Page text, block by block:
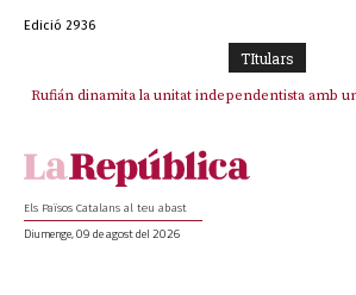
Edició 2936
TItulars
Rufián dinamita la unitat independentista amb
Els Països Catalans al teu abast
Diumenge, 09 de agost del 2026